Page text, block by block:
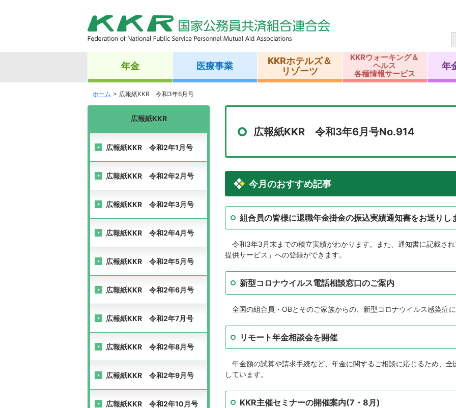
年金 医療事業
KKRホテルズ＆
リゾーツ
KKRウォーキング＆
ヘルス
各種情報サービス
年
ホーム 広報紙KKR 令和3年6月号
広報紙KKR
広報紙KKR 令和2年1月号
広報紙KKR 令和2年2月号
広報紙KKR 令和2年3月号
広報紙KKR 令和2年4月号
広報紙KKR 令和2年5月号
広報紙KKR 令和2年6月号
広報紙KKR 令和2年7月号
広報紙KKR 令和2年8月号
広報紙KKR 令和2年9月号
広報紙KKR 令和2年10月号
広報紙KKR 令和3年6月号No.914
今月のおすすめ記事
組合員の皆様に退職年金掛金の振込実績通知書をお送りし
令和3年3月末までの積立実績がわかります。また、通知書に記載さ
提供サービス」への登録ができます。
新型コロナウイルス電話相談窓口のご案内
全国の組合員・OBとそのご家族からの、新型コロナウイルス感染症
リモート年金相談会を開催
年金額の試算や請求手続など、年金に関するご相談に応じるため、
しています。
KKR主催セミナーの開催案内(7・8月)